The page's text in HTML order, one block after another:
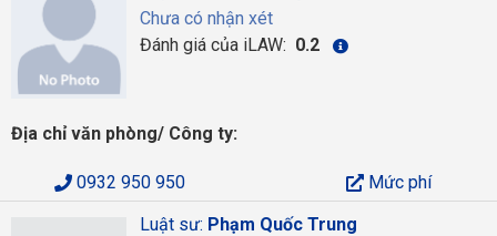
Chưa có nhận xét
Đánh giá của iLAW: 0.2
Địa chỉ văn phòng/ Công ty:
0932 950 950
Mức phí
Luật sư: Phạm Quốc Trung